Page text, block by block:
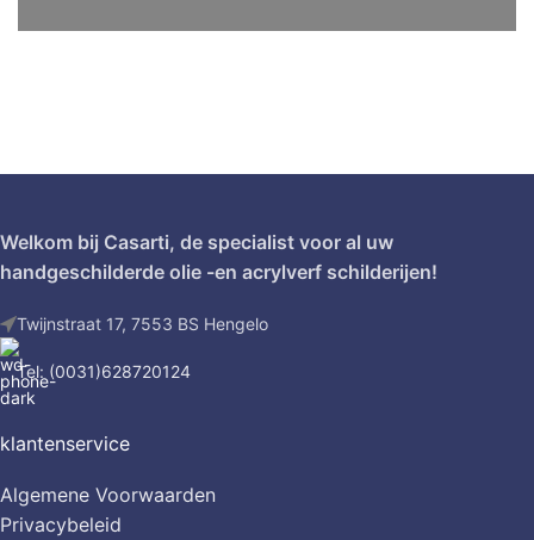
Welkom bij Casarti, de specialist voor al uw
handgeschilderde olie -en acrylverf schilderijen!
Twijnstraat 17, 7553 BS Hengelo
Tel: (0031)628720124
klantenservice
Algemene Voorwaarden
Privacybeleid